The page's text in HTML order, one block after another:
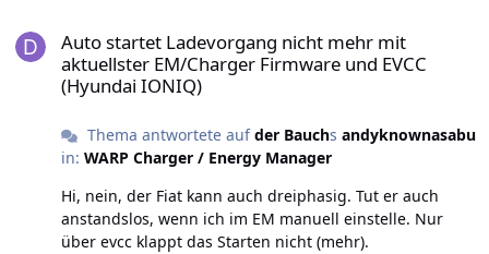
Phasenumschaltbefehl nicht im EM an.
Auto startet Ladevorgang nicht mehr mit
aktuellster EM/Charger Firmware und EVCC
(Hyundai IONIQ)
Thema antwortete aufder Bauchs andyknownasabu
in: WARP Charger / Energy Manager
Hi, nein, der Fiat kann auch dreiphasig. Tut er auch
anstandslos, wenn ich im EM manuell einstelle. Nur
über evcc klappt das Starten nicht (mehr).